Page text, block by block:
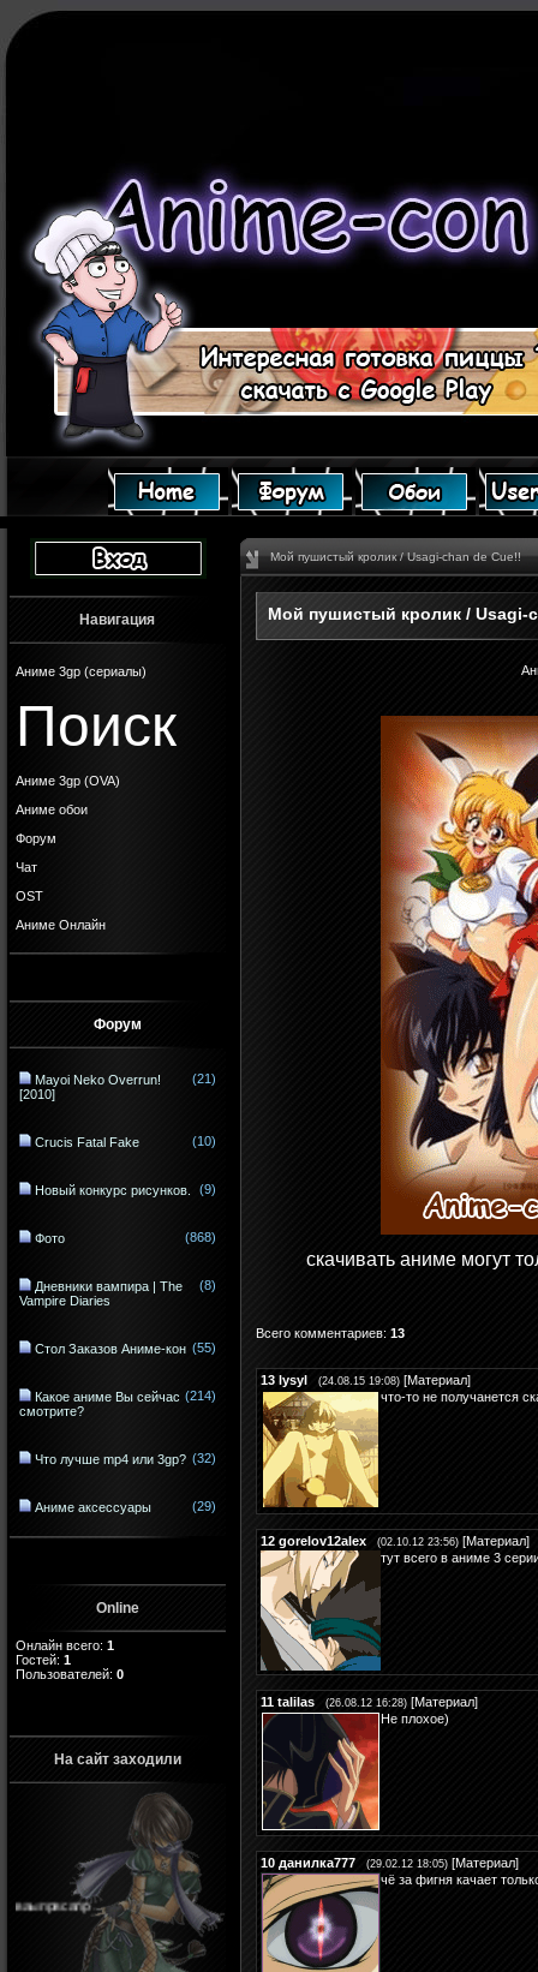
Навигация
Аниме 3gp (сериалы)
Поиск
Аниме 3gp (OVA)
Аниме обои
Форум
Чат
OST
Аниме Онлайн
Форум
Mayoi Neko Overrun!
[2010]
(21)
Crucis Fatal Fake (10)
Новый конкурс рисунков. (9)
Фото (868)
Дневники вампира | The
Vampire Diaries
(8)
Стол Заказов Аниме-кон (55)
Какое аниме Вы сейчас
смотрите?
(214)
Что лучше mp4 или 3gp? (32)
Аниме аксессуары (29)
Online
Онлайн всего: 1
Гостей: 1
Пользователей: 0
На сайт заходили
ваыпрвсапр
Мой пушистый кролик / Usagi-chan de Cue!!
Мой пушистый кролик / Usagi-
скачивать аниме могут
Всего комментариев: 13
13 lysyl (24.08.15 19:08) [Материал]
что-то не получанется
12 gorelov12alex (02.10.12 23:56) [Материал]
тут всего в аниме 3
11 talilas (26.08.12 16:28) [Материал]
Не плохое)
10 данилка777 (29.02.12 18:05) [Материал]
чё за фигня качает